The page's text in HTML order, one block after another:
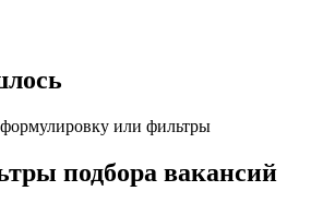
или фильтры
подбора вакансий